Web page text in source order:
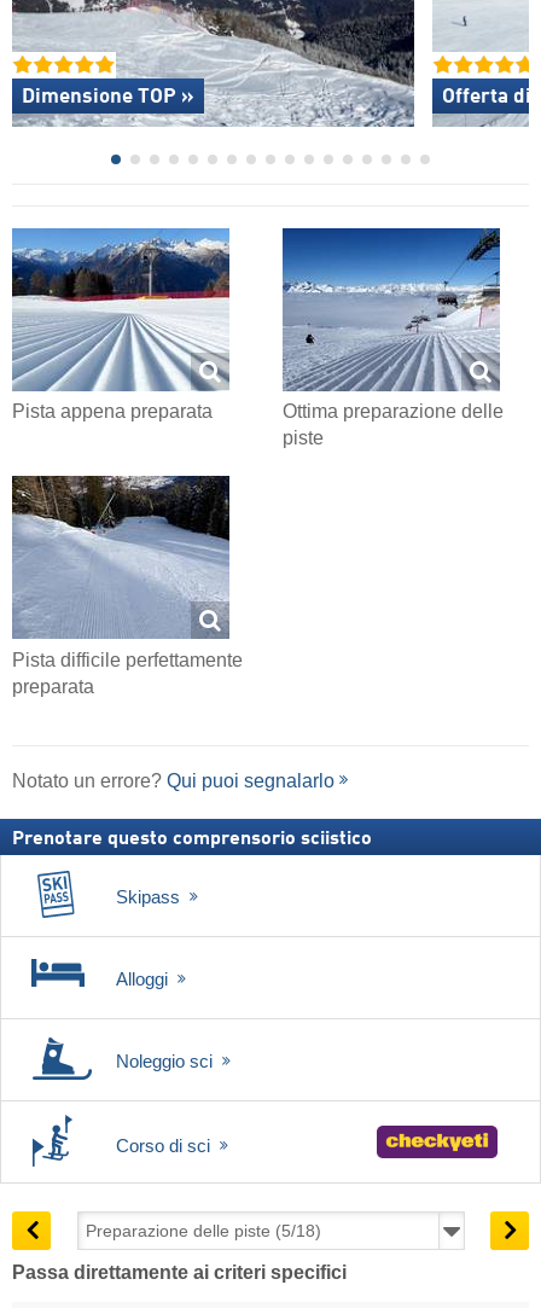
Dimensione TOP » Offerta di
Pista appena preparata
Ottima preparazione delle
piste
Pista difficile perfettamente
preparata
Notato un errore? Qui puoi segnalarlo
Prenotare questo comprensorio sciistico
Skipass
Alloggi
Noleggio sci
Corso di sci
Passa direttamente ai criteri specifici